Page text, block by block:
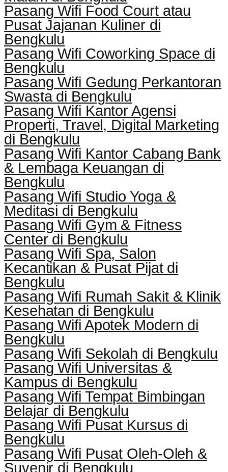
Pasang Wifi Food Court atau
Pusat Jajanan Kuliner di
Bengkulu
Pasang Wifi Coworking Space di
Bengkulu
Pasang Wifi Gedung Perkantoran
Swasta di Bengkulu
Pasang Wifi Kantor Agensi
Properti, Travel, Digital Marketing
di Bengkulu
Pasang Wifi Kantor Cabang Bank
& Lembaga Keuangan di
Bengkulu
Pasang Wifi Studio Yoga &
Meditasi di Bengkulu
Pasang Wifi Gym & Fitness
Center di Bengkulu
Pasang Wifi Spa, Salon
Kecantikan & Pusat Pijat di
Bengkulu
Pasang Wifi Rumah Sakit & Klinik
Kesehatan di Bengkulu
Pasang Wifi Apotek Modern di
Bengkulu
Pasang Wifi Sekolah di Bengkulu
Pasang Wifi Universitas &
Kampus di Bengkulu
Pasang Wifi Tempat Bimbingan
Belajar di Bengkulu
Pasang Wifi Pusat Kursus di
Bengkulu
Pasang Wifi Pusat Oleh-Oleh &
Suvenir di Bengkulu